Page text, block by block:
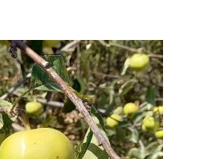
погоды
19:39
ночной забег
в Ростове